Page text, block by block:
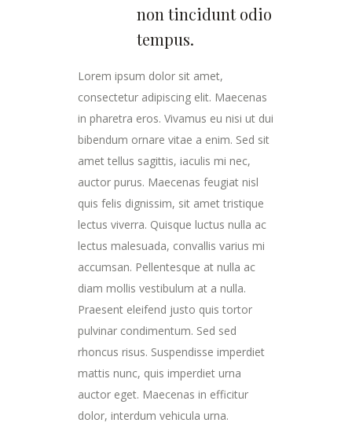
non tincidunt odio
tempus.
Lorem ipsum dolor sit amet,
consectetur adipiscing elit. Maecenas
in pharetra eros. Vivamus eu nisi ut dui
bibendum ornare vitae a enim. Sed sit
amet tellus sagittis, iaculis mi nec,
auctor purus. Maecenas feugiat nisl
quis felis dignissim, sit amet tristique
lectus viverra. Quisque luctus nulla ac
lectus malesuada, convallis varius mi
accumsan. Pellentesque at nulla ac
diam mollis vestibulum at a nulla.
Praesent eleifend justo quis tortor
pulvinar condimentum. Sed sed
rhoncus risus. Suspendisse imperdiet
mattis nunc, quis imperdiet urna
auctor eget. Maecenas in efficitur
dolor, interdum vehicula urna.